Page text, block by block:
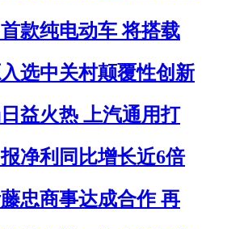
款纯电动车 将搭载
选中关村颠覆性创新
益火热 上汽通用打
净利同比增长近6倍
忠商事达成合作 再